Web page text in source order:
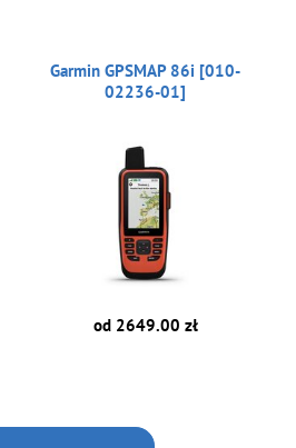
Garmin GPSMAP 86i [010-
02236-01]
od 2649.00 zł